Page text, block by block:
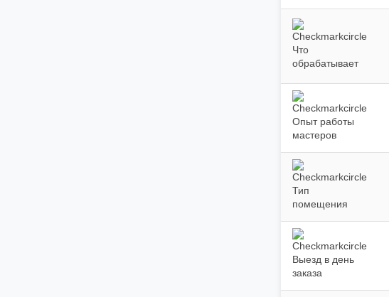
Что
обрабатывает
Опыт работы
мастеров
Тип
помещения
Выезд в день
заказа